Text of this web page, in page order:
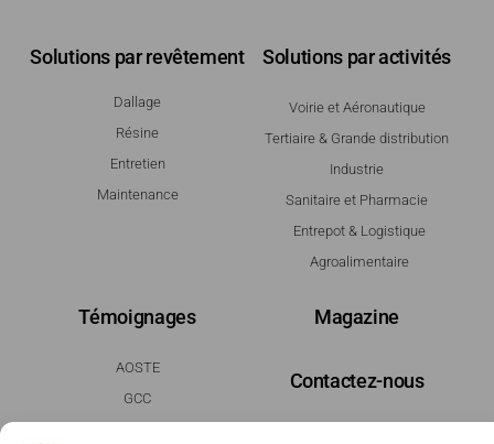
Solutions par revêtement
Dallage
Résine
Entretien
Maintenance
Solutions par activités
Voirie et Aéronautique
Tertiaire & Grande distribution
Industrie
Sanitaire et Pharmacie
Entrepot & Logistique
Agroalimentaire
Témoignages
AOSTE
GCC
Magazine
Contactez-nous